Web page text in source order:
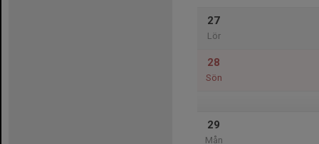
27
Lör
28
Sön
29
Mån